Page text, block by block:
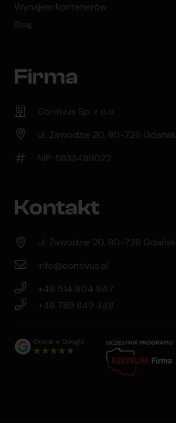
Wynajem kontenerów
Blog
Firma
Contivus Sp. z o.o.
ul. Zawodzie 20, 80-726 Gdańsk
NIP: 5833489022
Kontakt
ul. Zawodzie 20, 80-726 Gdańsk
info@contivus.pl
+48 514 904 947
+48 789 849 348